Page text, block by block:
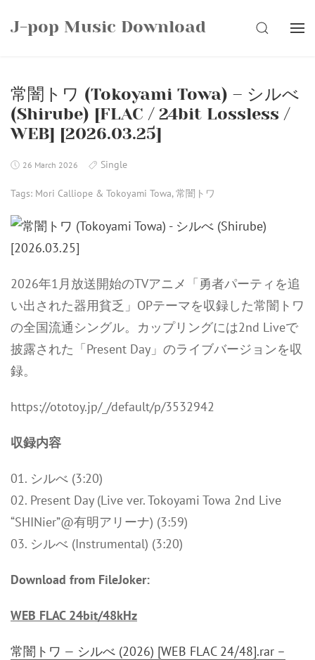
J-pop Music Download SEARCH
常闇トワ (Tokoyami Towa) – シルべ
(Shirube) [FLAC / 24bit Lossless /
WEB] [2026.03.25]
26 March 2026 Single
Tags: Mori Calliope & Tokoyami Towa,常闇トワ
2026年1月放送開始のTVアニメ「勇者パーティを追
い出された器用貧乏」OPテーマを収録した常闇トワ
の全国流通シングル。カップリングには2nd Liveで
披露された「Present Day」のライブバージョンを収
録。
https://ototoy.jp/_/default/p/3532942
収録内容
01. シルべ (3:20)
02. Present Day (Live ver. Tokoyami Towa 2nd Live
“SHINier”@有明アリーナ) (3:59)
03. シルべ (Instrumental) (3:20)
Download from FileJoker:
WEB FLAC 24bit/48kHz
常闇トワ — シルべ (2026) [WEB FLAC 24⧸48].rar –